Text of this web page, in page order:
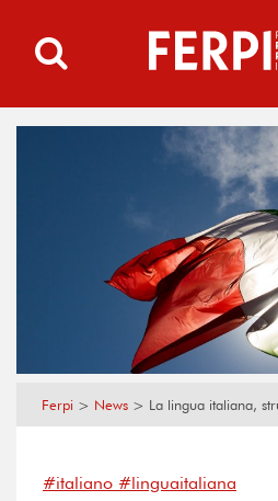
Ferpi > News > La lingua italiana,
#italiano #linguaitaliana